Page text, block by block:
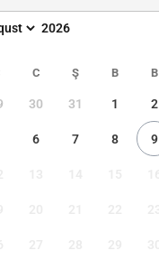
C Ş B B
30 31 1 2
6 7 8 9